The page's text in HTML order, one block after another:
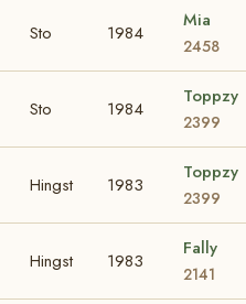
Sto 1984
Mia
2458
Sto 1984
Toppzy
2399
Hingst 1983
Toppzy
2399
Hingst 1983
Fally
2141